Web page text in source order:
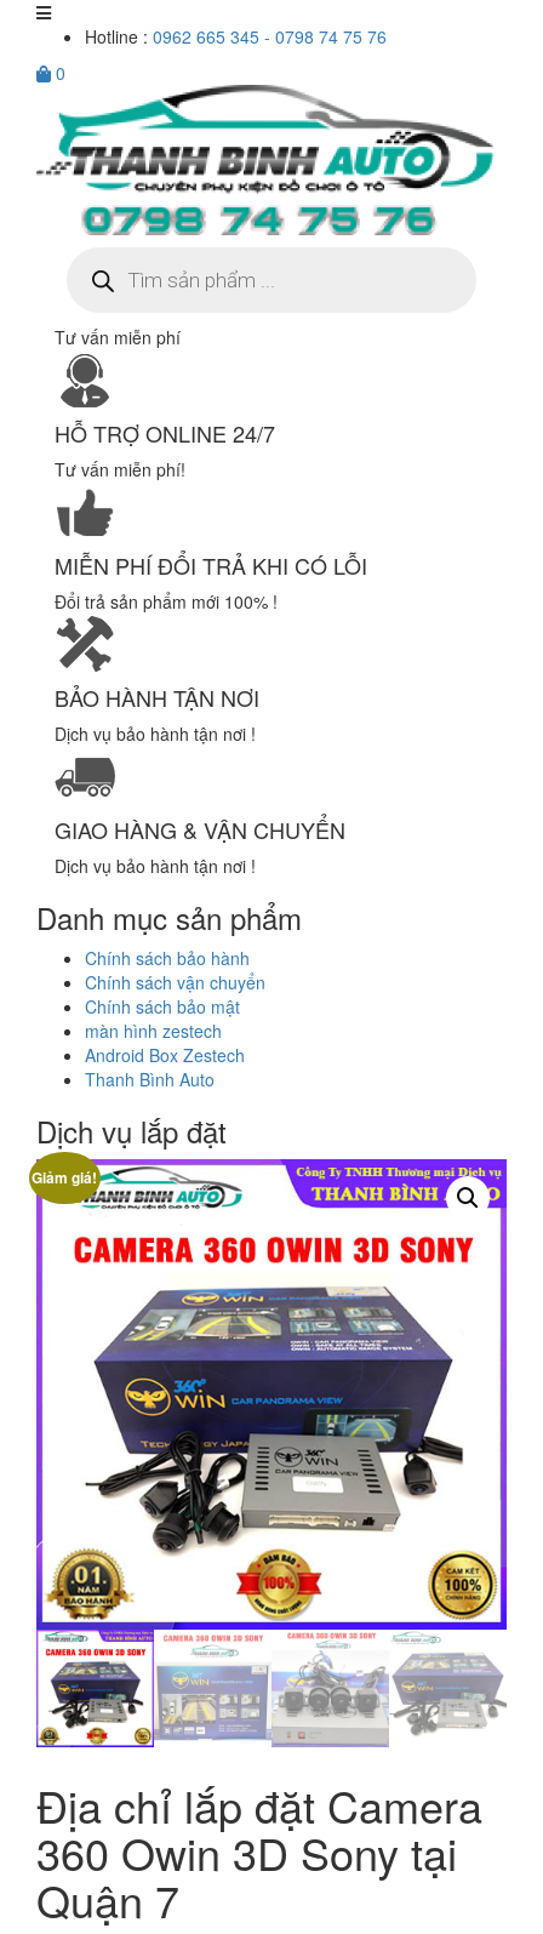
Hotline : 0962 665 345 - 0798 74 75 76
0
kiếm
sản
Tư vấn miễn phí
HỖ TRỢ ONLINE 24/7
Tư vấn miễn phí!
MIỄN PHÍ ĐỔI TRẢ KHI CÓ LỖI
Đổi trả sản phẩm mới 100% !
BẢO HÀNH TẬN NƠI
Dịch vụ bảo hành tận nơi !
GIAO HÀNG & VẬN CHUYỂN
Dịch vụ bảo hành tận nơi !
Danh mục sản phẩm
Chính sách bảo hành
Chính sách vận chuyển
Chính sách bảo mật
màn hình zestech
Android Box Zestech
Thanh Bình Auto
Dịch vụ lắp đặt
Giảm giá!
Địa chỉ lắp đặt Camera
360 Owin 3D Sony tại
Quận 7